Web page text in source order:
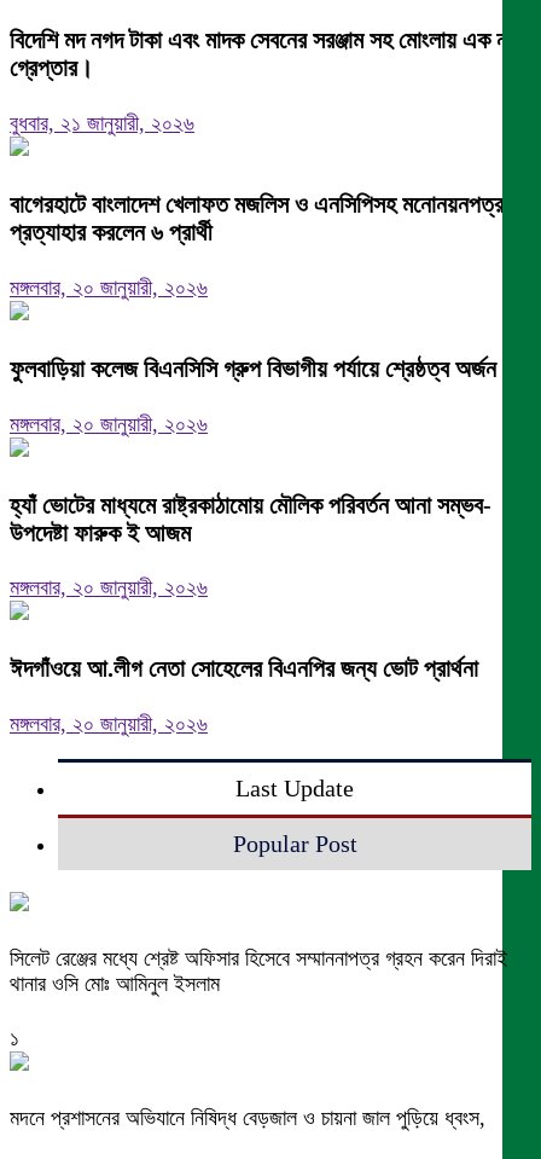
বিদেশি মদ নগদ টাকা এবং মাদক সেবনের সরঞ্জাম সহ মোংলায় এক নারী
গ্রেপ্তার।
বুধবার, ২১ জানুয়ারী, ২০২৬
বাগেরহাটে বাংলাদেশ খেলাফত মজলিস ও এনসিপিসহ মনোনয়নপত্র
প্রত্যাহার করলেন ৬ প্রার্থী
মঙ্গলবার, ২০ জানুয়ারী, ২০২৬
ফুলবাড়িয়া কলেজ বিএনসিসি গ্রুপ বিভাগীয় পর্যায়ে শ্রেষ্ঠত্ব অর্জন।
মঙ্গলবার, ২০ জানুয়ারী, ২০২৬
হ্যাঁ ভোটের মাধ্যমে রাষ্ট্রকাঠামোয় মৌলিক পরিবর্তন আনা সম্ভব-
উপদেষ্টা ফারুক ই আজম
মঙ্গলবার, ২০ জানুয়ারী, ২০২৬
ঈদগাঁওয়ে আ.লীগ নেতা সোহেলের বিএনপির জন্য ভোট প্রার্থনা
মঙ্গলবার, ২০ জানুয়ারী, ২০২৬
Last Update
Popular Post
সিলেট রেঞ্জের মধ্যে শ্রেষ্ট অফিসার হিসেবে সম্মাননাপত্র গ্রহন করেন দিরাই
থানার ওসি মোঃ আমিনুল ইসলাম
১
মদনে প্রশাসনের অভিযানে নিষিদ্ধ বেড়জাল ও চায়না জাল পুড়িয়ে ধ্বংস,